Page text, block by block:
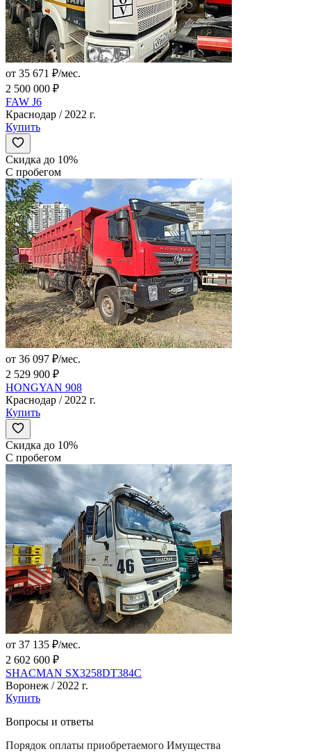
от 35 671 ₽/мес.
2 500 000 ₽
FAW J6
Краснодар / 2022 г.
Купить
Скидка до 10%
С пробегом
от 36 097 ₽/мес.
2 529 900 ₽
HONGYAN 908
Краснодар / 2022 г.
Купить
Скидка до 10%
С пробегом
от 37 135 ₽/мес.
2 602 600 ₽
SHACMAN SX3258DT384C
Воронеж / 2022 г.
Купить
Вопросы и ответы
Порядок оплаты приобретаемого Имущества